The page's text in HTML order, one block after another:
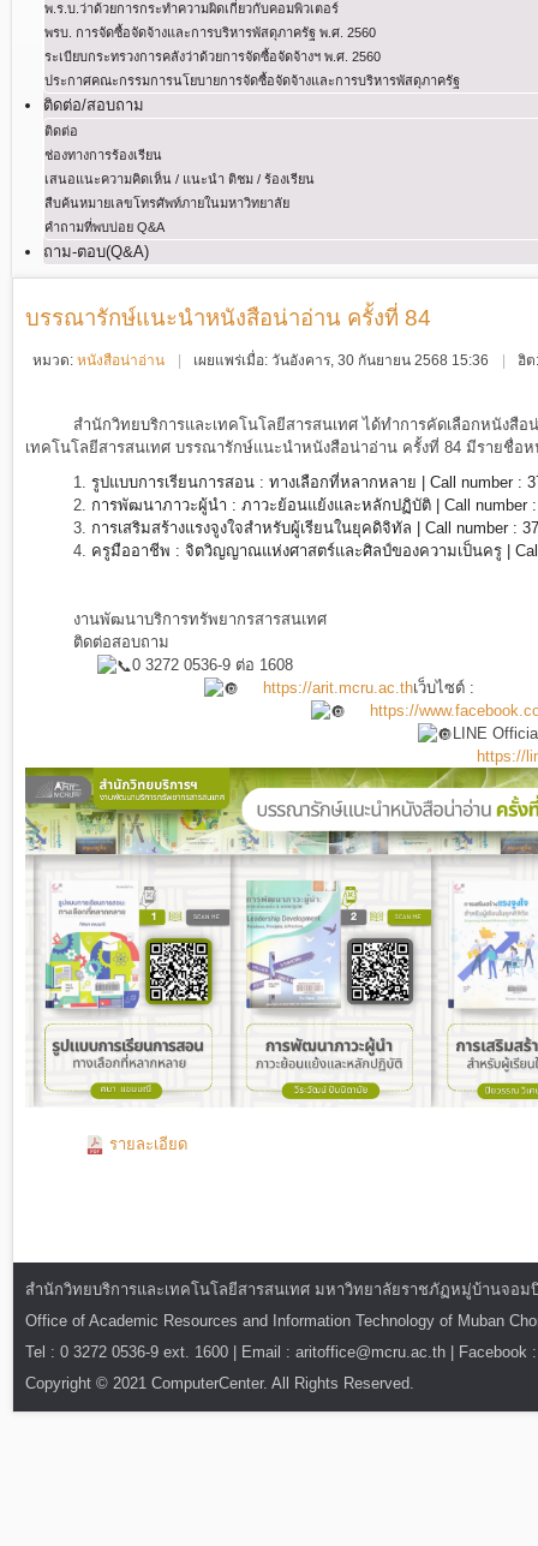
พ.ร.บ.ว่าด้วยการกระทําความผิดเกี่ยวกับคอมพิวเตอร์
พรบ. การจัดซื้อจัดจ้างและการบริหารพัสดุภาครัฐ พ.ศ. 2560
ระเบียบกระทรวงการคลังว่าด้วยการจัดซื้อจัดจ้างฯ พ.ศ. 2560
ประกาศคณะกรรมการนโยบายการจัดซื้อจัดจ้างและการบริหารพัสดุภาครัฐ
ติดต่อ/สอบถาม
ติดต่อ
ช่องทางการร้องเรียน
เสนอแนะความคิดเห็น / แนะนำ ติชม / ร้องเรียน
สืบค้นหมายเลขโทรศัพท์ภายในมหาวิทยาลัย
คำถามที่พบบ่อย Q&A
ถาม-ตอบ(Q&A)
บรรณารักษ์แนะนำหนังสือน่าอ่าน ครั้งที่ 84
หมวด: หนังสือน่าอ่าน เผยแพร่เมื่อ: วันอังคาร, 30 กันยายน 2568 15:36 ฮิ
สำนักวิทยบริการและเทคโนโลยีสารสนเทศ ได้ทำการคัดเลือกหนังสือ
เทคโนโลยีสารสนเทศ บรรณารักษ์แนะนำหนังสือน่าอ่าน ครั้งที่ 84 มีรายชื่อ
1. รูปแบบการเรียนการสอน : ทางเลือกที่หลากหลาย | Call number :
2. การพัฒนาภาวะผู้นำ : ภาวะย้อนแย้งและหลักปฏิบัติ | Call number
3. การเสริมสร้างแรงจูงใจสำหรับผู้เรียนในยุคดิจิทัล | Call number :
4. ครูมืออาชีพ : จิตวิญญาณแห่งศาสตร์และศิลป์ของความเป็นครู |
งานพัฒนาบริการทรัพยากรสารสนเทศ
ติดต่อสอบถาม
0 3272 0536-9 ต่อ 1608
เว็บไซต์ :
https://arit.mcru.ac.th
https://
LINE
https://
รายละเอียด
สำนักวิทยบริการและเทคโนโลยีสารสนเทศ มหาวิทยาลัยราชภัฏหมู่บ้านจอ
Office of Academic Resources and Information Technology of Muban
Tel : 0 3272 0536-9 ext. 1600 | Email : aritoffice@mcru.ac.th | Facebook
Copyright © 2021 ComputerCenter. All Rights Reserved.